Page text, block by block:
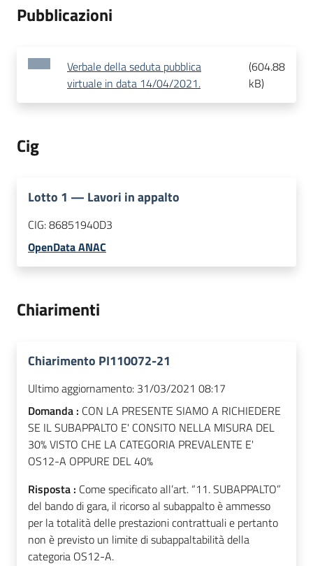
Pubblicazioni
Verbale della seduta pubblica
virtuale in data 14/04/2021.
(604.88
kB)
Cig
Lotto 1 — Lavori in appalto
CIG:86851940D3
OpenData ANAC
Chiarimenti
Chiarimento PI110072-21
Ultimo aggiornamento: 31/03/2021 08:17
Domanda : CON LA PRESENTE SIAMO A RICHIEDERE
SE IL SUBAPPALTO E' CONSITO NELLA MISURA DEL
30% VISTO CHE LA CATEGORIA PREVALENTE E'
OS12-A OPPURE DEL 40%
Risposta : Come specificato all’art. “11. SUBAPPALTO”
del bando di gara, il ricorso al subappalto è ammesso
per la totalità delle prestazioni contrattuali e pertanto
non è previsto un limite di subappaltabilità della
categoria OS12-A.